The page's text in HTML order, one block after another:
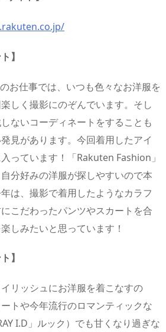
】
お仕事では、いつも色々なお洋服を
しく撮影にのぞんでいます。そし
ないコーディネートをすることも
見があります。今回着用したアイ
っています！「Rakuten Fashion」
分好みの洋服が探しやすいので本
は、撮影で着用したようなカラフ
こだわったパンツやスカートを合
しみたいと思っています！
ト】
リッシュにお洋服を着こなすの
トや今年流行のロマンティックな
I.D」ルック）でも甘くなり過ぎな